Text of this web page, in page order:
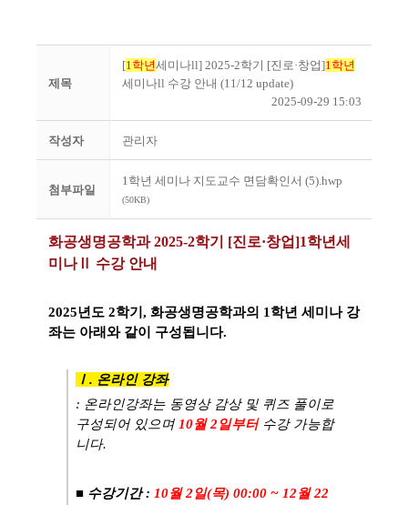
제목
[1학년세미나ll] 2025-2학기 [진로·창업]1학년
세미나ll 수강 안내 (11/12 update)
2025-09-29 15:03
작성자 관리자
첨부파일
1학년 세미나 지도교수 면담확인서 (5).hwp
(50KB)
화공생명공학과2025-2학기 [진로·창업]1학년세
미나
수강 안내
2025년도 2학기 , 화공생명공학과의 1학년 세미나 강
좌는 아래와 같이 구성됩니다.
Ⅰ . 온라인 강좌
: 온라인강좌는 동영상 감상 및 퀴즈 풀이로
구성되어 있으며 10월 2일부터 수강 가능합
니다.
■ 수강기간: 10월 2일(목) 00:00 ~ 12월 22